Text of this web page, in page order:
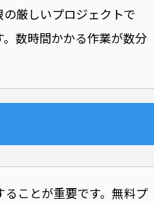
厳しいプロジェクトで
。数時間かかる作業が数分
ることが重要です。無料プ